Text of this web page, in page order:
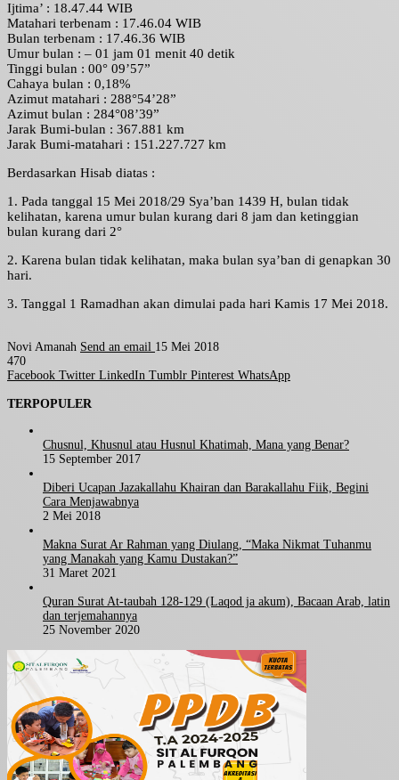
Ijtima’ : 18.47.44 WIB
Matahari terbenam : 17.46.04 WIB
Bulan terbenam : 17.46.36 WIB
Umur bulan : – 01 jam 01 menit 40 detik
Tinggi bulan : 00° 09’57”
Cahaya bulan : 0,18%
Azimut matahari : 288°54’28”
Azimut bulan : 284°08’39”
Jarak Bumi-bulan : 367.881 km
Jarak Bumi-matahari : 151.227.727 km
Berdasarkan Hisab diatas :
1. Pada tanggal 15 Mei 2018/29 Sya’ban 1439 H, bulan tidak
kelihatan, karena umur bulan kurang dari 8 jam dan ketinggian
bulan kurang dari 2°
2. Karena bulan tidak kelihatan, maka bulan sya’ban di genapkan 30
hari.
3. Tanggal 1 Ramadhan akan dimulai pada hari Kamis 17 Mei 2018.
Novi Amanah Send an email 15 Mei 2018
470
Facebook Twitter LinkedIn Tumblr Pinterest WhatsApp
TERPOPULER
Chusnul, Khusnul atau Husnul Khatimah, Mana yang Benar?
15 September 2017
Diberi Ucapan Jazakallahu Khairan dan Barakallahu Fiik, Begini
Cara Menjawabnya
2 Mei 2018
Makna Surat Ar Rahman yang Diulang, “Maka Nikmat Tuhanmu
yang Manakah yang Kamu Dustakan?”
31 Maret 2021
Quran Surat At-taubah 128-129 (Laqod ja akum), Bacaan Arab, latin
dan terjemahannya
25 November 2020